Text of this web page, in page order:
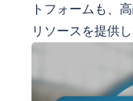
トフォームも、
リソースを提供し